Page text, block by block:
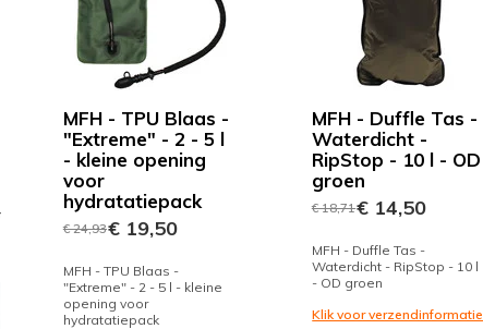
MFH - TPU Blaas -
"Extreme" - 2 - 5 l
- kleine opening
voor
hydratatiepack
€ 24,93€ 19,50
MFH - TPU Blaas -
"Extreme" - 2 - 5 l - kleine
opening voor
hydratatiepack
MFH - Duffle Tas -
Waterdicht -
RipStop - 10 l - OD
groen
€ 18,71€ 14,50
MFH - Duffle Tas -
Waterdicht - RipStop - 10 l
- OD groen
Klik voor verzendinformatie